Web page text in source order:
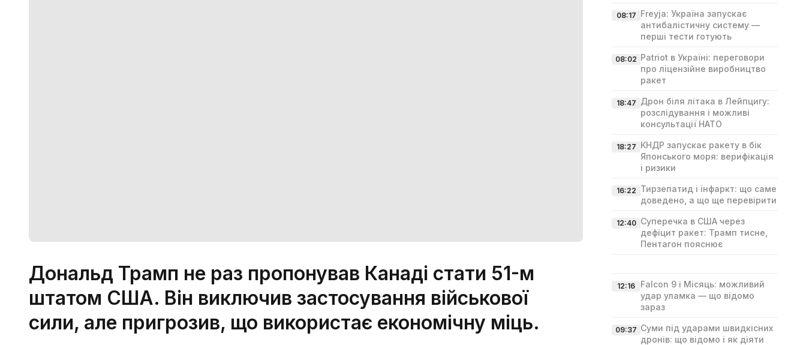
Дональд Трамп не раз пропонував Канаді стати 51-м
штатом США. Він виключив застосування військової
сили, але пригрозив, що використає економічну міць.
08:17 Freyja: Україна запускає
антибалістичну систему —
перші тести готують
08:02 Patriot в Україні: переговори
про ліцензійне виробництво
ракет
18:47 Дрон біля літака в Лейпцигу:
розслідування і можливі
консультації НАТО
18:27 КНДР запускає ракету в бік
Японського моря: верифікація
і ризики
16:22 Тирзепатид і інфаркт: що саме
доведено, а що ще перевірити
12:40 Суперечка в США через
дефіцит ракет: Трамп тисне,
Пентагон пояснює
12:16
Falcon 9 і Місяць: можливий
удар уламка — що відомо
зараз
09:37 Суми під ударами швидкісних
дронів: що відомо і як діяти